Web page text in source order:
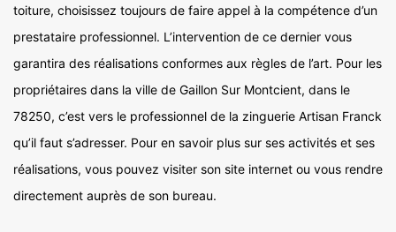
toiture, choisissez toujours de faire appel à la compétence d’un
prestataire professionnel. L’intervention de ce dernier vous
garantira des réalisations conformes aux règles de l’art. Pour les
propriétaires dans la ville de Gaillon Sur Montcient, dans le
78250, c’est vers le professionnel de la zinguerie Artisan Franck
qu’il faut s’adresser. Pour en savoir plus sur ses activités et ses
réalisations, vous pouvez visiter son site internet ou vous rendre
directement auprès de son bureau.